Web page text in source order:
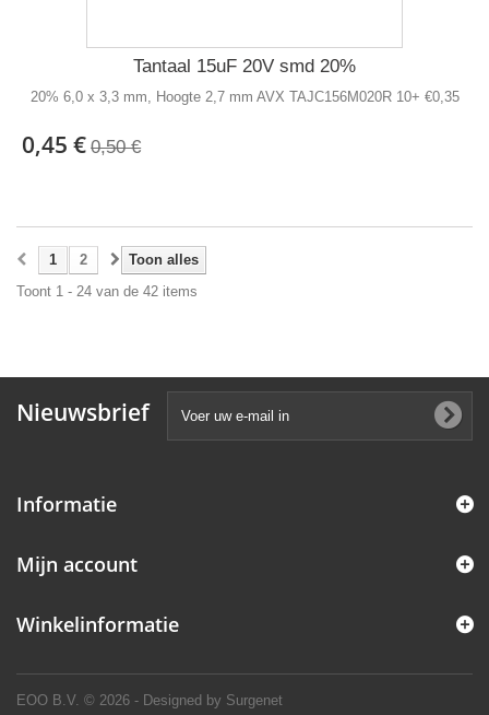
Tantaal 15uF 20V smd 20%
20% 6,0 x 3,3 mm, Hoogte 2,7 mm AVX TAJC156M020R 10+ €0,35
0,45 € 0,50 €
Toon alles
1
2
Toont 1 - 24 van de 42 items
Nieuwsbrief
Informatie
EOO B.V. © 2026 - Designed by Surgenet
Mijn account
Winkelinformatie